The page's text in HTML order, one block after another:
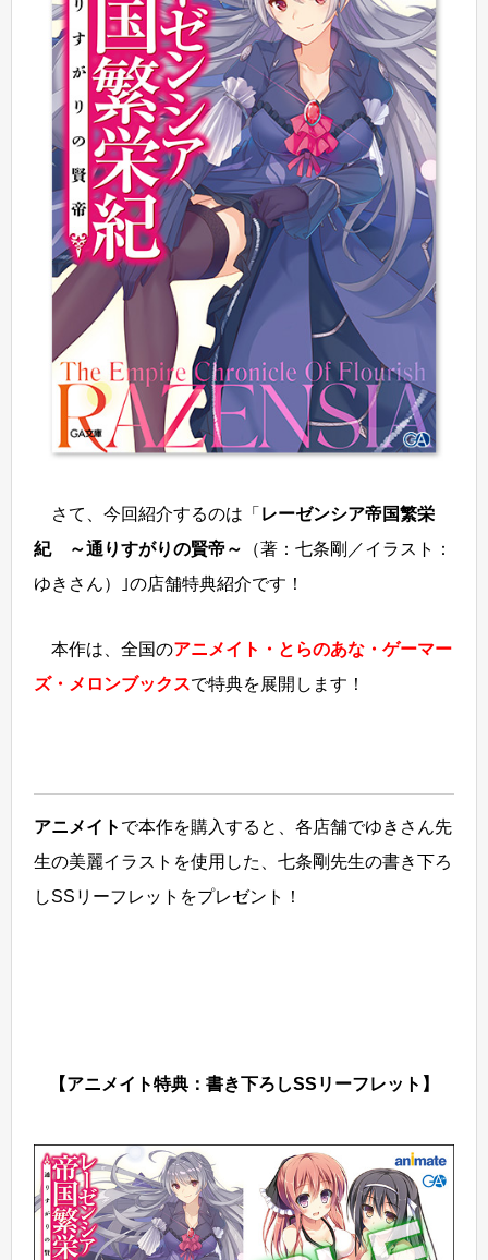
さて、今回紹介するのは「 レーゼンシア帝国繁栄
紀 ～通りすがりの賢帝～
（著：七条剛／イラスト：
ゆきさん）｣の店舗特典紹介です！
本作は、全国のアニメイト・とらのあな・ゲーマー
ズ・メロンブックスで特典を展開します！
アニメイト で本作を購入すると、各店舗でゆきさん先
生の美麗イラストを使用した、七条剛先生の書き下ろ
しSSリーフレットをプレゼント！
【アニメイト特典：書き下ろしSSリーフレット】